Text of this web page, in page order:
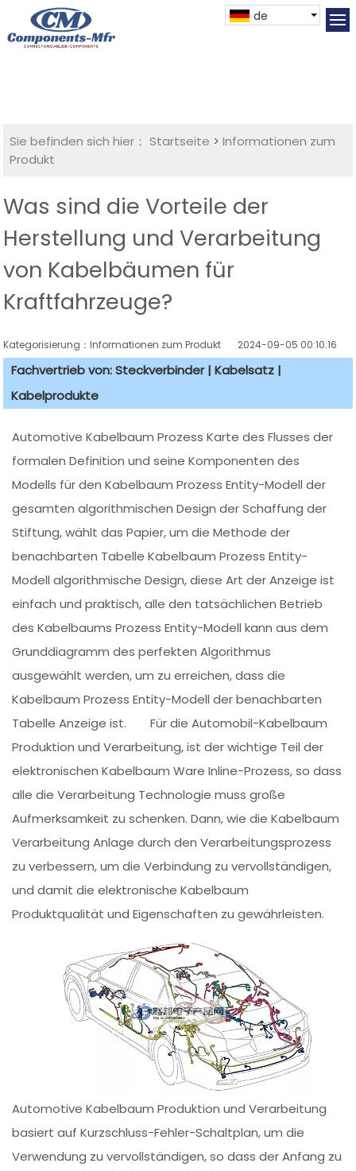
de
Sie befinden sich hier： Startseite >Informationen zum
Produkt
Was sind die Vorteile der
Herstellung und Verarbeitung
von Kabelbäumen für
Kraftfahrzeuge?
Kategorisierung：Informationen zum Produkt 2024-09-05 00:10:16
Fachvertrieb von: Steckverbinder | Kabelsatz |
Kabelprodukte
Automotive Kabelbaum Prozess Karte des Flusses der
formalen Definition und seine Komponenten des
Modells für den Kabelbaum Prozess Entity-Modell der
gesamten algorithmischen Design der Schaffung der
Stiftung, wählt das Papier, um die Methode der
benachbarten Tabelle Kabelbaum Prozess Entity-
Modell algorithmische Design, diese Art der Anzeige ist
einfach und praktisch, alle den tatsächlichen Betrieb
des Kabelbaums Prozess Entity-Modell kann aus dem
Grunddiagramm des perfekten Algorithmus
ausgewählt werden, um zu erreichen, dass die
Kabelbaum Prozess Entity-Modell der benachbarten
Tabelle Anzeige ist. Für die Automobil-Kabelbaum
Produktion und Verarbeitung, ist der wichtige Teil der
elektronischen Kabelbaum Ware Inline-Prozess, so dass
alle die Verarbeitung Technologie muss große
Aufmerksamkeit zu schenken. Dann, wie die Kabelbaum
Verarbeitung Anlage durch den Verarbeitungsprozess
zu verbessern, um die Verbindung zu vervollständigen,
und damit die elektronische Kabelbaum
Produktqualität und Eigenschaften zu gewährleisten.
Automotive Kabelbaum Produktion und Verarbeitung
basiert auf Kurzschluss-Fehler-Schaltplan, um die
Verwendung zu vervollständigen, so dass der Anfang zu